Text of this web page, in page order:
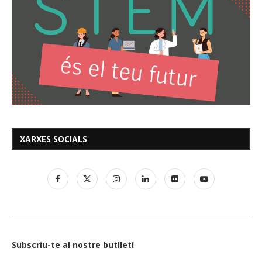
XARXES SOCIALS
Subscriu-te al nostre butlletí